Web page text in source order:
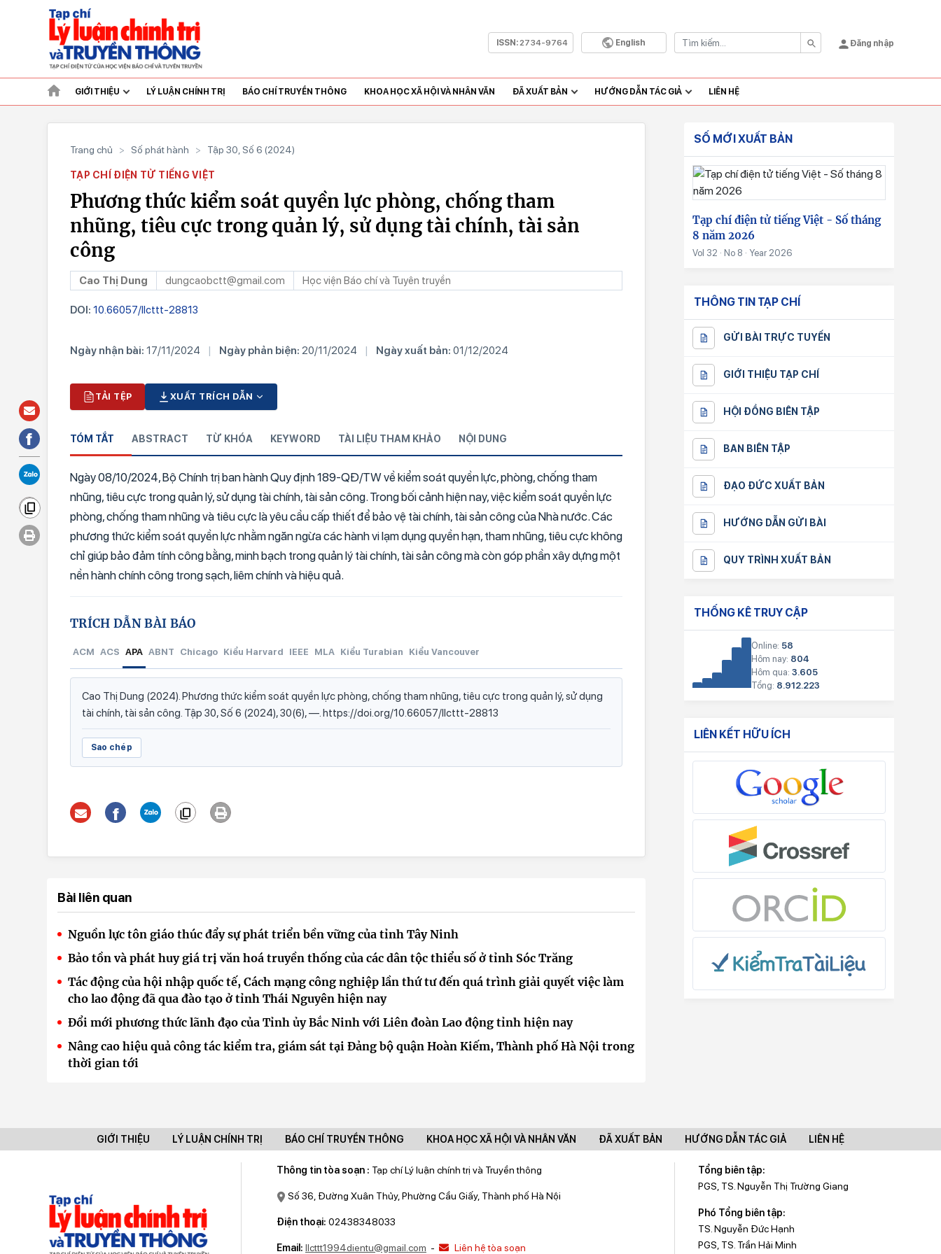
ISSN:2734-9764 English Đăng nhập
GIỚI THIỆU LÝ LUẬN CHÍNH TRỊ BÁO CHÍ TRUYỀN THÔNG KHOA HỌC XÃ HỘI VÀ NHÂN VĂN ĐÃ XUẤT BẢN HƯỚNG DẪN TÁC GIẢ LIÊN HỆ
Trang chủ > Số phát hành > Tập 30, Số 6 (2024)
TẠP CHÍ ĐIỆN TỬ TIẾNG VIỆT
Phương thức kiểm soát quyền lực phòng, chống tham
nhũng, tiêu cực trong quản lý, sử dụng tài chính, tài sản
công
Cao Thị Dung dungcaobctt@gmail.com Học viện Báo chí và Tuyên truyền
DOI: 10.66057/llcttt-28813
Ngày nhận bài: 17/11/2024 | Ngày phản biện: 20/11/2024 | Ngày xuất bản: 01/12/2024
TẢI TỆP XUẤT TRÍCH DẪN
TÓM TẮT ABSTRACT TỪ KHÓA KEYWORD TÀI LIỆU THAM KHẢO NỘI DUNG
Ngày 08/10/2024, Bộ Chính trị ban hành Quy định 189-QĐ/TW về kiểm soát quyền lực, phòng, chống tham
nhũng, tiêu cực trong quản lý, sử dụng tài chính, tài sản công. Trong bối cảnh hiện nay, việc kiểm soát quyền lực
phòng, chống tham nhũng và tiêu cực là yêu cầu cấp thiết để bảo vệ tài chính, tài sản công của Nhà nước. Các
phương thức kiểm soát quyền lực nhằm ngăn ngừa các hành vi lạm dụng quyền hạn, tham nhũng, tiêu cực không
chỉ giúp bảo đảm tính công bằng, minh bạch trong quản lý tài chính, tài sản công mà còn góp phần xây dựng một
nền hành chính công trong sạch, liêm chính và hiệu quả.
TRÍCH DẪN BÀI BÁO
ACM ACS APA ABNT Chicago Kiểu Harvard IEEE MLA Kiểu Turabian Kiểu Vancouver
Cao Thị Dung (2024). Phương thức kiểm soát quyền lực phòng, chống tham nhũng, tiêu cực trong quản lý, sử dụng
tài chính, tài sản công. Tập 30, Số 6 (2024), 30(6), —. https://doi.org/10.66057/llcttt-28813
Sao chép
Bài liên quan
Nguồn lực tôn giáo thúc đẩy sự phát triển bền vững của tỉnh Tây Ninh
Bảo tồn và phát huy giá trị văn hoá truyền thống của các dân tộc thiểu số ở tỉnh Sóc Trăng
Tác động của hội nhập quốc tế, Cách mạng công nghiệp lần thứ tư đến quá trình giải quyết việc làm
cho lao động đã qua đào tạo ở tỉnh Thái Nguyên hiện nay
Đổi mới phương thức lãnh đạo của Tỉnh ủy Bắc Ninh với Liên đoàn Lao động tỉnh hiện nay
Nâng cao hiệu quả công tác kiểm tra, giám sát tại Đảng bộ quận Hoàn Kiếm, Thành phố Hà Nội trong
thời gian tới
SỐ MỚI XUẤT BẢN
Tạp chí điện tử tiếng Việt - Số tháng
8 năm 2026
Vol 32 · No 8 · Year 2026
THÔNG TIN TẠP CHÍ
GỬI BÀI TRỰC TUYẾN
GIỚI THIỆU TẠP CHÍ
HỘI ĐỒNG BIÊN TẬP
BAN BIÊN TẬP
ĐẠO ĐỨC XUẤT BẢN
HƯỚNG DẪN GỬI BÀI
QUY TRÌNH XUẤT BẢN
THỐNG KÊ TRUY CẬP
Online: 58
Hôm nay: 804
Hôm qua: 3.605
Tổng: 8.912.223
LIÊN KẾT HỮU ÍCH
GIỚI THIỆU LÝ LUẬN CHÍNH TRỊ BÁO CHÍ TRUYỀN THÔNG KHOA HỌC XÃ HỘI VÀ NHÂN VĂN ĐÃ XUẤT BẢN HƯỚNG DẪN TÁC GIẢ LIÊN HỆ
Thông tin tòa soạn : Tạp chí Lý luận chính trị và Truyền thông
Số 36, Đường Xuân Thủy, Phường Cầu Giấy, Thành phố Hà Nội
Điện thoại: 02438348033
Email: llcttt1994dientu@gmail.com - Liên hệ tòa soạn
Tổng biên tập:
PGS, TS. Nguyễn Thị Trường Giang
Phó Tổng biên tập:
TS. Nguyễn Đức Hạnh
PGS, TS. Trần Hải Minh